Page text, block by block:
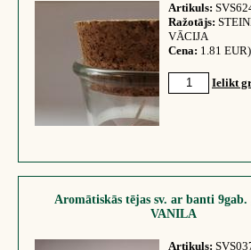
Artikuls:
Ražotājs:
VĀCIJA
Cena: 1.81 EUR)
Ielikt
Aromātiskās tējas sv. ar banti 9gab.
VANILA
Artikuls: